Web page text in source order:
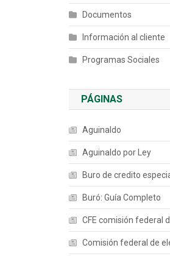
Documentos
Información al cliente
Programas Sociales
PÁGINAS
Aguinaldo
Aguinaldo por Ley
Buro de credito
Buró: Guía Completo
CFE comisión federal
Comisión federal de